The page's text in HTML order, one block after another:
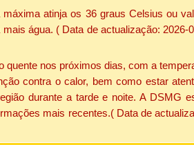
atinja os 36 graus Celsius ou
água. ( Data de actualização: 2026-
quente nos próximos dias, com a
contra o calor, bem como estar
durante a tarde e noite. A DSMG
mais recentes.( Data de